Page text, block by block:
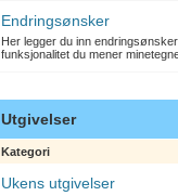
Endringsønsker
Her legger du inn
funksjonalitet du mener
Utgivelser
Kategori
Ukens utgivelser